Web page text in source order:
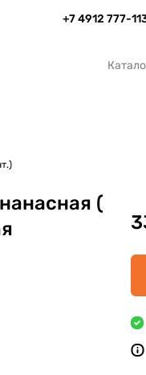
+7 4912 777-
(